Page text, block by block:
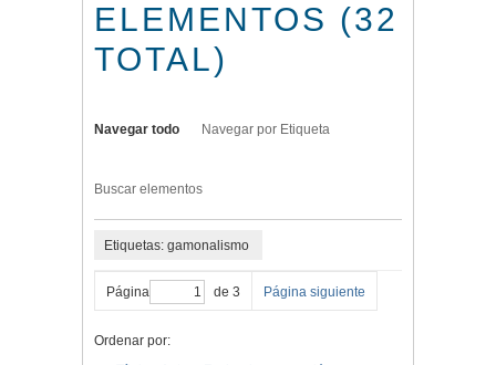
ELEMENTOS (32
TOTAL)
Navegar todo Navegar por Etiqueta
Buscar elementos
Etiquetas: gamonalismo
Página de 3 Página siguiente
Ordenar por: